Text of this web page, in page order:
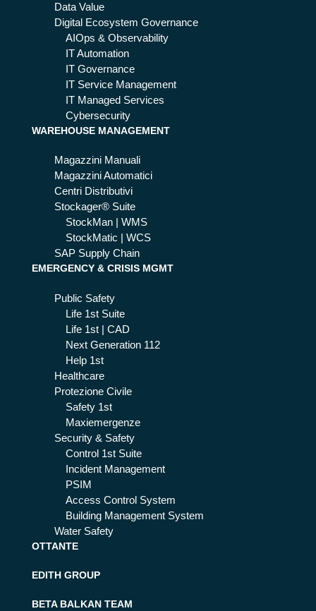
Data Value
Digital Ecosystem Governance
AIOps & Observability
IT Automation
IT Governance
IT Service Management
IT Managed Services
Cybersecurity
WAREHOUSE MANAGEMENT
Magazzini Manuali
Magazzini Automatici
Centri Distributivi
Stockager® Suite
StockMan | WMS
StockMatic | WCS
SAP Supply Chain
EMERGENCY & CRISIS MGMT
Public Safety
Life 1st Suite
Life 1st | CAD
Next Generation 112
Help 1st
Healthcare
Protezione Civile
Safety 1st
Maxiemergenze
Security & Safety
Control 1st Suite
Incident Management
PSIM
Access Control System
Building Management System
Water Safety
OTTANTE
EDITH GROUP
BETA BALKAN TEAM